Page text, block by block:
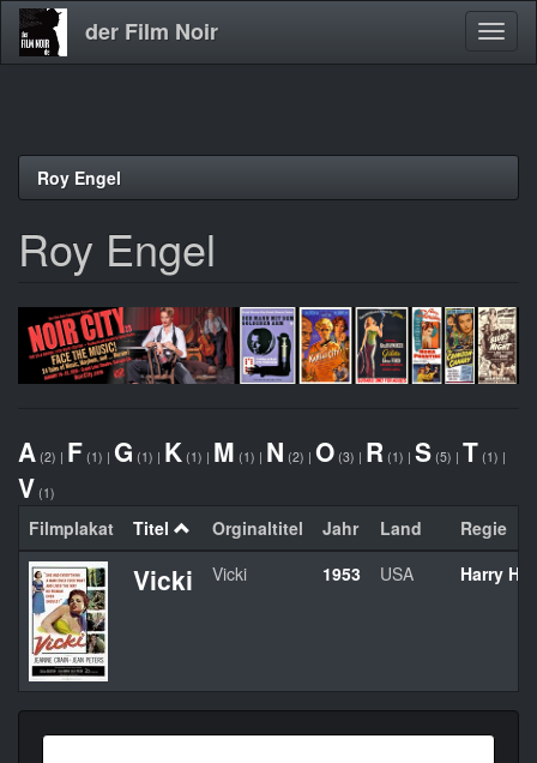
Direkt
der Film Noir
Roy Engel
Roy Engel
A (2) | F (1) | G (1) | K (1) | M (1) | N (2) | O (3) | R (1) | S (5) | T (1) |
V (1)
Filmplakat Titel Orginaltitel Jahr Land Regie
Vicki Vicki 1953 USA Harry